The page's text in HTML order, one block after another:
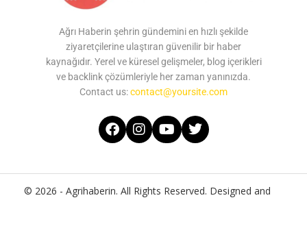
Ağrı Haberin şehrin gündemini en hızlı şekilde
ziyaretçilerine ulaştıran güvenilir bir haber
kaynağıdır. Yerel ve küresel gelişmeler, blog içerikleri
ve backlink çözümleriyle her zaman yanınızda.
Contact us:contact@yoursite.com
© 2026 - Agrihaberin. All Rights Reserved. Designed and